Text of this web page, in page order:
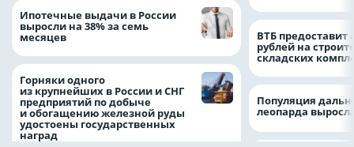
Ипотечные выдачи в России
выросли на 38% за семь
месяцев
Горняки одного
из крупнейших в России и СНГ
предприятий по добыче
и обогащению железной руды
удостоены государственных
наград
ВТБ предоставит
рублей на
складских
Популяция
леопарда